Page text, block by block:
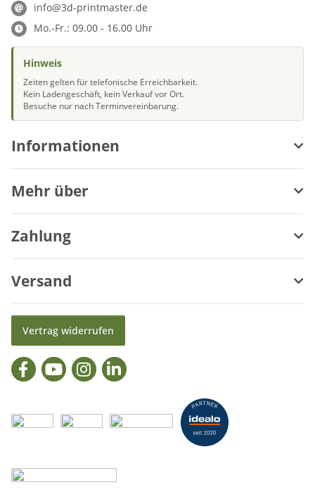
info@3d-printmaster.de
Mo.-Fr.: 09.00 - 16.00 Uhr
Hinweis
Zeiten gelten für telefonische Erreichbarkeit.
Kein Ladengeschäft, kein Verkauf vor Ort.
Besuche nur nach Terminvereinbarung.
Informationen
Mehr über
Zahlung
Versand
Vertrag widerrufen